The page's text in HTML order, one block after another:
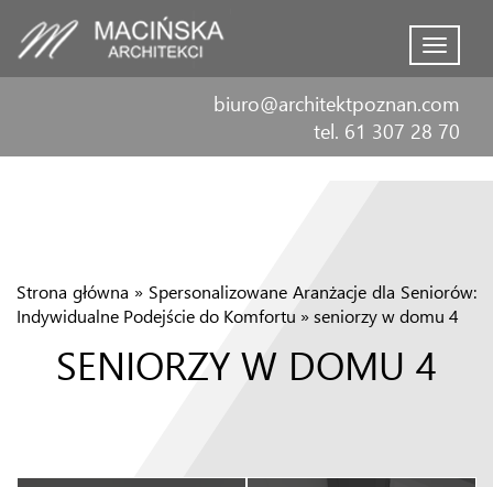
Menu
biuro@architektpoznan.com
tel. 61 307 28 70
Strona główna » Spersonalizowane Aranżacje dla Seniorów:
Indywidualne Podejście do Komfortu »seniorzy w domu 4
SENIORZY W DOMU 4